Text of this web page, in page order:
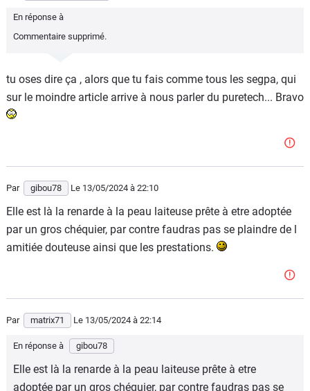
En réponse à
Commentaire supprimé.
tu oses dire ça , alors que tu fais comme tous les segpa, qui
sur le moindre article arrive à nous parler du puretech... Bravo
Par gibou78 Le 13/05/2024 à 22:10
Elle est là la renarde à la peau laiteuse prête à etre adoptée
par un gros chéquier, par contre faudras pas se plaindre de l
amitiée douteuse ainsi que les prestations.
Par matrix71 Le 13/05/2024 à 22:14
En réponse à gibou78
Elle est là la renarde à la peau laiteuse prête à etre
adoptée par un gros chéquier, par contre faudras pas se